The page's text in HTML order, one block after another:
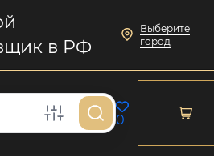
в РФ
Выберите
город
0